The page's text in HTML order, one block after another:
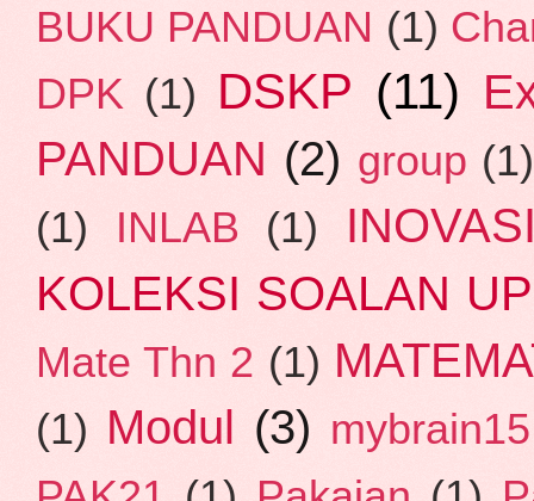
BUKU PANDUAN (1)
DPK (1) DSKP (11)
PANDUAN (2) group (1)
(1)
INLAB (1)
KOLEKSI SOALAN
Mate Thn 2 (1)
(1) Modul (3) mybrain15